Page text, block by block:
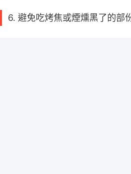
6. 避免吃烤焦或煙燻黑了的部